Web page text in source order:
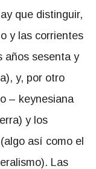
que distinguir,
y las corrientes
años sesenta y
y, por otro
– keynesiana
y los
así como el
Las